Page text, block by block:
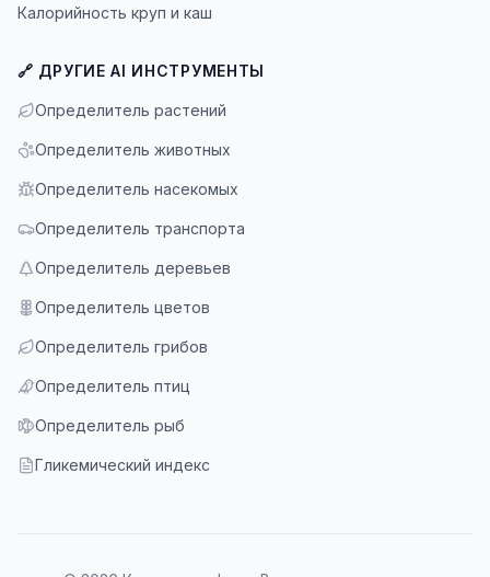
Калорийность круп и каш
🔗 ДРУГИЕ AI ИНСТРУМЕНТЫ
Определитель растений
Определитель животных
Определитель насекомых
Определитель транспорта
Определитель деревьев
Определитель цветов
Определитель грибов
Определитель птиц
Определитель рыб
Гликемический индекс